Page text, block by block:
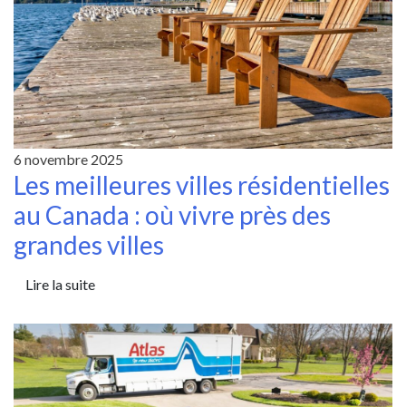
6 novembre 2025
Les meilleures villes résidentielles
au Canada : où vivre près des
grandes villes
Lire la suite